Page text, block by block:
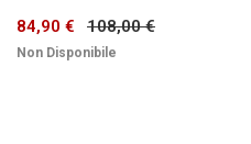
84,90 € 108,00 €
Non Disponibile